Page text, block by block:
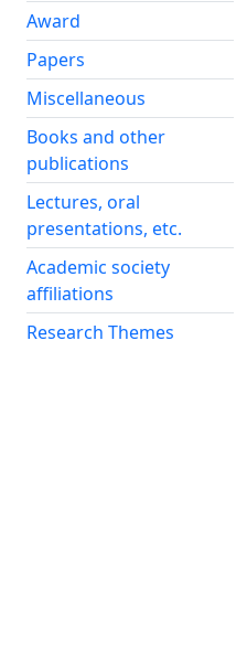
Award
Papers
Miscellaneous
Books and other
publications
Lectures, oral
presentations, etc.
Academic society
affiliations
Research Themes